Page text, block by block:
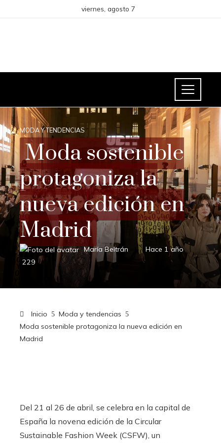
viernes, agosto 7
MODA Y TENDENCIAS
Moda sostenible
protagoniza la
nueva edición en
Madrid
María Beltrán
Hace 1 año
229
Inicio
Moda y tendencias
Moda sostenible protagoniza la nueva edición en
Madrid
Del 21 al 26 de abril, se celebra en la capital de
España la novena edición de la Circular
Sustainable Fashion Week (CSFW), un